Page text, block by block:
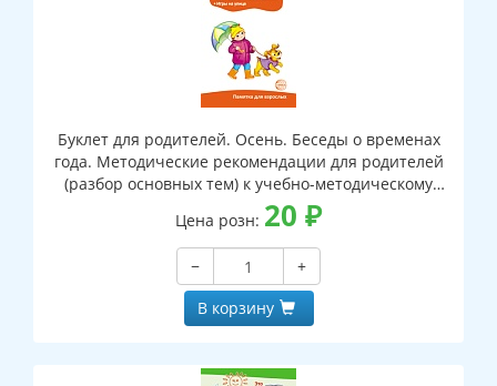
Буклет для родителей. Осень. Беседы о временах
года. Методические рекомендации для родителей
(разбор основных тем) к учебно-методическому
пособию "Осень. Беседы о временах года."
Цена розн: 20 ₽
−
+
В корзину